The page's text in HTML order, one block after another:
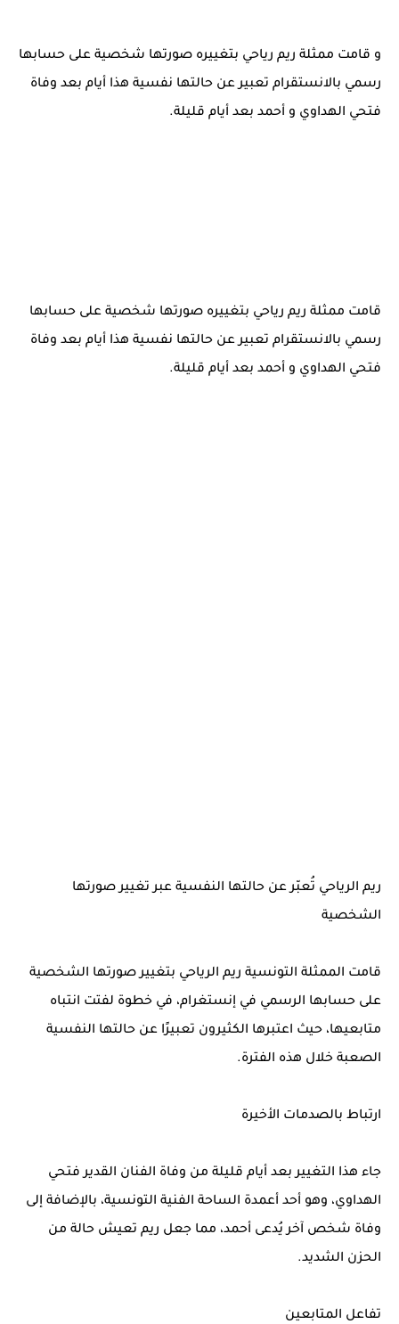
و قامت ممثلة ريم رياحي بتغييره صورتها شخصية على حسابها
رسمي بالانستقرام تعبير عن حالتها نفسية هذا أيام بعد وفاة
فتحي الهداوي و أحمد بعد أيام قليلة.
قامت ممثلة ريم رياحي بتغييره صورتها شخصية على حسابها
رسمي بالانستقرام تعبير عن حالتها نفسية هذا أيام بعد وفاة
فتحي الهداوي و أحمد بعد أيام قليلة.
ريم الرياحي تُعبّر عن حالتها النفسية عبر تغيير صورتها
الشخصية
قامت الممثلة التونسية ريم الرياحي بتغيير صورتها الشخصية
على حسابها الرسمي في إنستغرام، في خطوة لفتت انتباه
متابعيها، حيث اعتبرها الكثيرون تعبيرًا عن حالتها النفسية
الصعبة خلال هذه الفترة.
ارتباط بالصدمات الأخيرة
جاء هذا التغيير بعد أيام قليلة من وفاة الفنان القدير فتحي
الهداوي، وهو أحد أعمدة الساحة الفنية التونسية، بالإضافة إلى
وفاة شخص آخر يُدعى أحمد، مما جعل ريم تعيش حالة من
الحزن الشديد.
تفاعل المتابعين